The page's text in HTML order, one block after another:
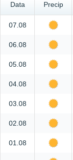
Data Precip
07.08
06.08
05.08
04.08
03.08
02.08
01.08